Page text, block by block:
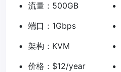
流量：500GB
端口：1Gbps
架构：KVM
价格：$12/year